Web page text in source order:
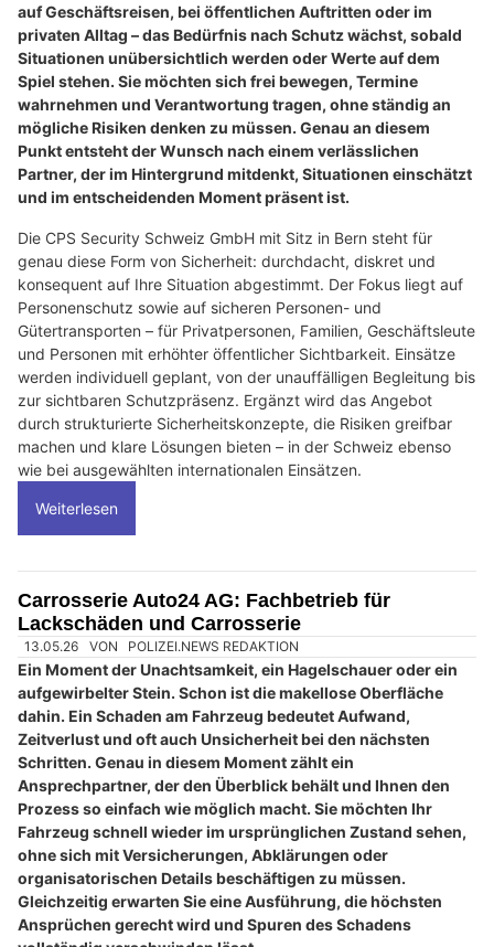
auf Geschäftsreisen, bei öffentlichen Auftritten oder im
privaten Alltag – das Bedürfnis nach Schutz wächst, sobald
Situationen unübersichtlich werden oder Werte auf dem
Spiel stehen. Sie möchten sich frei bewegen, Termine
wahrnehmen und Verantwortung tragen, ohne ständig an
mögliche Risiken denken zu müssen. Genau an diesem
Punkt entsteht der Wunsch nach einem verlässlichen
Partner, der im Hintergrund mitdenkt, Situationen einschätzt
und im entscheidenden Moment präsent ist.
Die CPS Security Schweiz GmbH mit Sitz in Bern steht für
genau diese Form von Sicherheit: durchdacht, diskret und
konsequent auf Ihre Situation abgestimmt. Der Fokus liegt auf
Personenschutz sowie auf sicheren Personen- und
Gütertransporten – für Privatpersonen, Familien, Geschäftsleute
und Personen mit erhöhter öffentlicher Sichtbarkeit. Einsätze
werden individuell geplant, von der unauffälligen Begleitung bis
zur sichtbaren Schutzpräsenz. Ergänzt wird das Angebot
durch strukturierte Sicherheitskonzepte, die Risiken greifbar
machen und klare Lösungen bieten – in der Schweiz ebenso
wie bei ausgewählten internationalen Einsätzen.
Weiterlesen
Carrosserie Auto24 AG: Fachbetrieb für
Lackschäden und Carrosserie
13.05.26 VON POLIZEI.NEWS REDAKTION
Ein Moment der Unachtsamkeit, ein Hagelschauer oder ein
aufgewirbelter Stein. Schon ist die makellose Oberfläche
dahin. Ein Schaden am Fahrzeug bedeutet Aufwand,
Zeitverlust und oft auch Unsicherheit bei den nächsten
Schritten. Genau in diesem Moment zählt ein
Ansprechpartner, der den Überblick behält und Ihnen den
Prozess so einfach wie möglich macht. Sie möchten Ihr
Fahrzeug schnell wieder im ursprünglichen Zustand sehen,
ohne sich mit Versicherungen, Abklärungen oder
organisatorischen Details beschäftigen zu müssen.
Gleichzeitig erwarten Sie eine Ausführung, die höchsten
Ansprüchen gerecht wird und Spuren des Schadens